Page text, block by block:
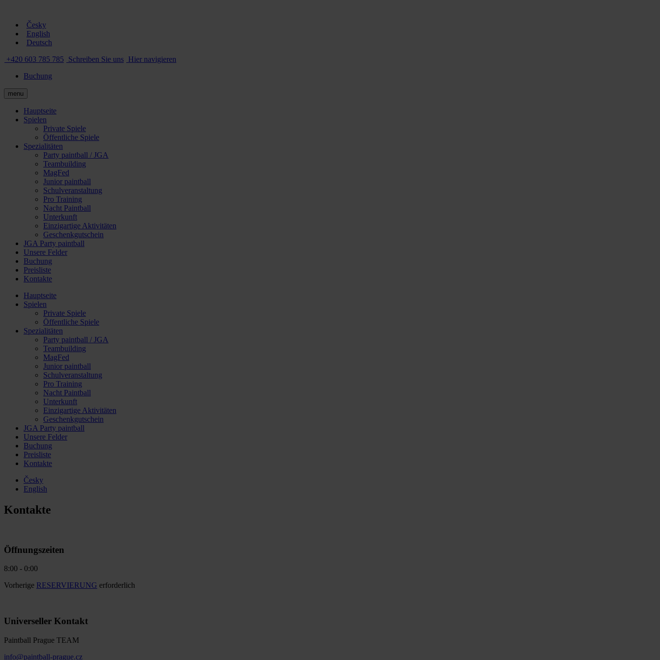
Česky
English
Deutsch
+420 603 785 785
Schreiben Sie uns Hier navigieren
Buchung
menu
Hauptseite
Spielen
Private Spiele
Öffentliche Spiele
Spezialitäten
Party paintball / JGA
Teambuilding
MagFed
Junior paintball
Schulveranstaltung
Pro Training
Nacht Paintball
Unterkunft
Einzigartige Aktivitäten
Geschenkgutschein
JGA Party paintball
Unsere Felder
Buchung
Preisliste
Kontakte
Hauptseite
Spielen
Private Spiele
Öffentliche Spiele
Spezialitäten
Party paintball / JGA
Teambuilding
MagFed
Junior paintball
Schulveranstaltung
Pro Training
Nacht Paintball
Unterkunft
Einzigartige Aktivitäten
Geschenkgutschein
JGA Party paintball
Unsere Felder
Buchung
Preisliste
Kontakte
Česky
English
Kontakte
Öffnungszeiten
8:00 - 0:00
Vorherige RESERVIERUNG erforderlich
Universeller Kontakt
Paintball Prague TEAM
info@paintball-prague.cz